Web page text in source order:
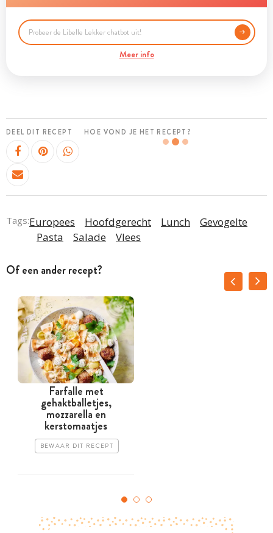
Meer info
DEEL DIT RECEPT HOE VOND JE HET RECEPT?
Tags:Europees Hoofdgerecht Lunch
Gevogelte
Pasta
Salade Vlees
Of een ander recept?
Farfalle met
gehaktballetjes,
mozzarella en
kerstomaatjes
BEWAAR DIT RECEPT